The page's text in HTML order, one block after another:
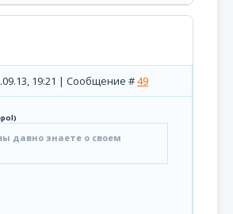
19:21 | Сообщение #49
)
давно знаете о своем